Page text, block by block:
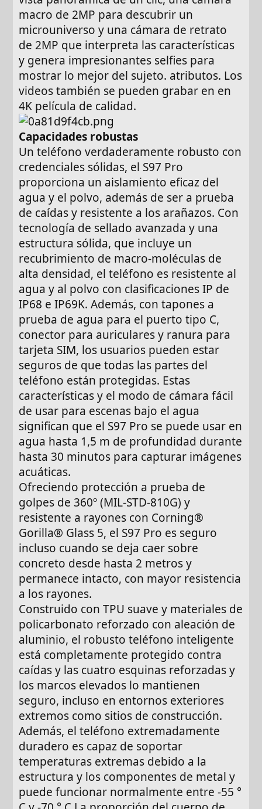
macro de 2MP para descubrir un
microuniverso y una cámara de retrato
de 2MP que interpreta las características
y genera impresionantes selfies para
mostrar lo mejor del sujeto. atributos. Los
videos también se pueden grabar en en
4K película de calidad.
Capacidades robustas
Un teléfono verdaderamente robusto con
credenciales sólidas, el S97 Pro
proporciona un aislamiento eficaz del
agua y el polvo, además de ser a prueba
de caídas y resistente a los arañazos. Con
tecnología de sellado avanzada y una
estructura sólida, que incluye un
recubrimiento de macro-moléculas de
alta densidad, el teléfono es resistente al
agua y al polvo con clasificaciones IP de
IP68 e IP69K. Además, con tapones a
prueba de agua para el puerto tipo C,
conector para auriculares y ranura para
tarjeta SIM, los usuarios pueden estar
seguros de que todas las partes del
teléfono están protegidas. Estas
características y el modo de cámara fácil
de usar para escenas bajo el agua
significan que el S97 Pro se puede usar en
agua hasta 1,5 m de profundidad durante
hasta 30 minutos para capturar imágenes
acuáticas.
Ofreciendo protección a prueba de
golpes de 360º (MIL-STD-810G) y
resistente a rayones con Corning®
Gorilla® Glass 5, el S97 Pro es seguro
incluso cuando se deja caer sobre
concreto desde hasta 2 metros y
permanece intacto, con mayor resistencia
a los rayones.
Construido con TPU suave y materiales de
policarbonato reforzado con aleación de
aluminio, el robusto teléfono inteligente
está completamente protegido contra
caídas y las cuatro esquinas reforzadas y
los marcos elevados lo mantienen
seguro, incluso en entornos exteriores
extremos como sitios de construcción.
Además, el teléfono extremadamente
duradero es capaz de soportar
temperaturas extremas debido a la
estructura y los componentes de metal y
puede funcionar normalmente entre -55 °